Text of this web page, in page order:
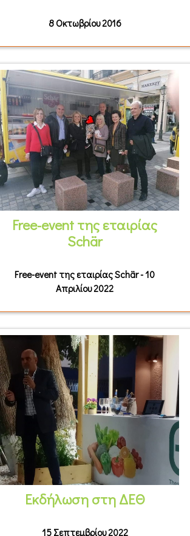
8 Οκτωβρίου 2016
Free-event της εταιρίας
Schär
Free-event της εταιρίας Schär - 10
Απριλίου 2022
Εκδήλωση στη ΔΕΘ
15 Σεπτεμβρίου 2022